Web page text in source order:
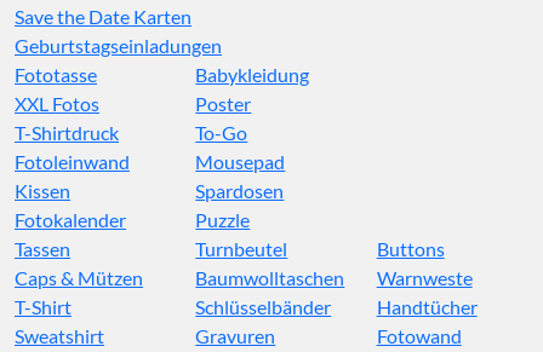
Save the Date Karten
Geburtstagseinladungen
Fototasse
XXL Fotos
T-Shirtdruck
Fotoleinwand
Kissen
Fotokalender
Babykleidung
Poster
To-Go
Mousepad
Spardosen
Puzzle
Tassen
Caps & Mützen
T-Shirt
Sweatshirt
Turnbeutel
Baumwolltaschen
Schlüsselbänder
Gravuren
Buttons
Warnweste
Handtücher
Fotowand